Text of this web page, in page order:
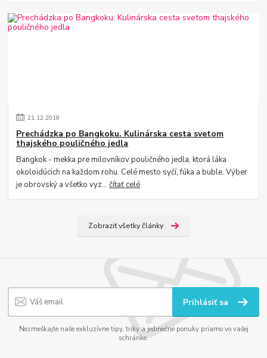
21.12.2018
Prechádzka po Bangkoku. Kulinárska cesta svetom
thajského pouličného jedla
Bangkok - mekka pre milovníkov pouličného jedla, ktorá láka
okoloidúcich na každom rohu. Celé mesto syčí, fúka a buble. Výber
je obrovský a všetko vyz...čítať celé
Zobraziť všetky články
Prihlásiť sa
Nezmeškajte naše exkluzívne tipy, triky a jedinečné ponuky priamo vo vašej
schránke.